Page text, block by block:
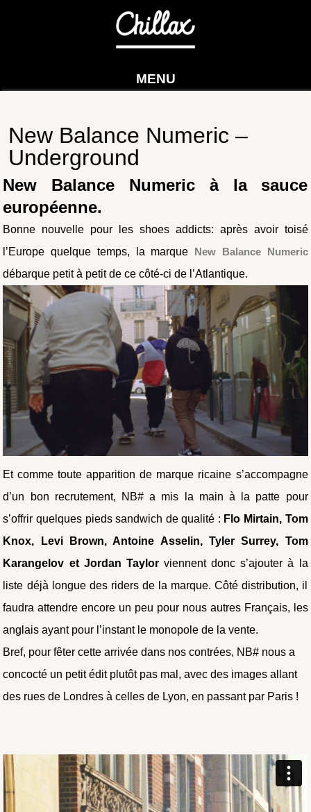
MENU
New Balance Numeric –
Underground
New Balance Numeric à la sauce
européenne.
Bonne nouvelle pour les shoes addicts: après avoir toisé
l’Europe quelque temps, la marque New Balance Numeric
débarque petit à petit de ce côté-ci de l’Atlantique.
Et comme toute apparition de marque ricaine s’accompagne
d’un bon recrutement, NB# a mis la main à la patte pour
s’offrir quelques pieds sandwich de qualité : Flo Mirtain, Tom
Knox, Levi Brown, Antoine Asselin, Tyler Surrey, Tom
Karangelov et Jordan Taylorviennent donc s’ajouter à la
liste déjà longue des riders de la marque. Côté distribution, il
faudra attendre encore un peu pour nous autres Français, les
anglais ayant pour l’instant le monopole de la vente.
Bref, pour fêter cette arrivée dans nos contrées, NB# nous a
concocté un petit édit plutôt pas mal, avec des images allant
des rues de Londres à celles de Lyon, en passant par Paris !